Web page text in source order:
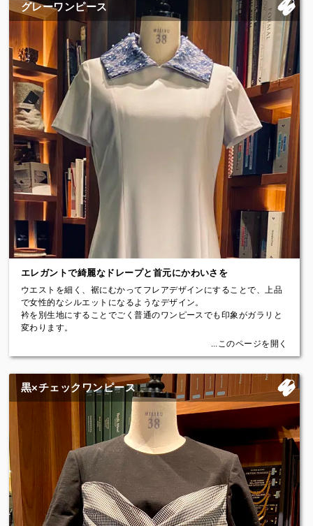
グレーワンピース
エレガントで綺麗なドレープと首元にかわいさを
ウエストを細く、裾にむかってフレアデザインにすることで、上品
で女性的なシルエットになるようなデザイン。
衿を別生地にすることでごく普通のワンピースでも印象がガラリと
変わります。
...このページを開く
黒×チェックワンピース